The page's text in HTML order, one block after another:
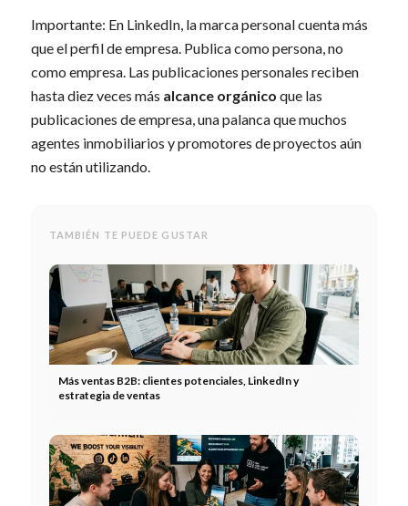
Importante: En LinkedIn, la marca personal cuenta más
que el perfil de empresa. Publica como persona, no
como empresa. Las publicaciones personales reciben
hasta diez veces más alcance orgánico que las
publicaciones de empresa, una palanca que muchos
agentes inmobiliarios y promotores de proyectos aún
no están utilizando.
TAMBIÉN TE PUEDE GUSTAR
Más ventas B2B: clientes potenciales, LinkedIn y
estrategia de ventas